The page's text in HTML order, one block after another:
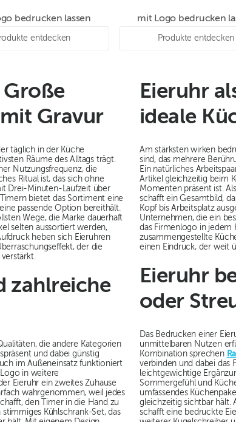
bedrucken lassen
entdecken
mit Logo bedrucken
Produkte entdecken
Gravur
täglich in der Küche
Räume des Alltags trägt.
Nutzungsfrequenz, die
Ritual ist, das sich ohne
Drei-Minuten-Laufzeit über
bietet das Sortiment eine
passende Option bereithält.
Wege, die Marke dauerhaft
selten aussortiert werden,
heben sich Eieruhren
der die
zahlreiche
die andere Kategorien
und dabei günstig
im Außeneinsatz funktioniert
in weitere
Eieruhr ein zweites Zuhause
wahrgenommen, weil jedes
den Timer in die Hand zu
stimmiges Kühlschrank-Set, das
Eieruhr
ideale
Am stärksten wirken
sind, das mehrere
Ein natürliches
Artikel gleichzeitig beim
Momenten präsent ist.
schafft ein Gesamtbild,
Kopf bis Arbeitsplatz
Unternehmen, die ein
das Firmenlogo in jedem
zusammengestellte
einen Eindruck, der weit
Eieruhr
oder
Das Bedrucken einer
unmittelbaren Nutzen
Kombination sprechen
verbinden und dabei das
leichtgewichtige
Sommergefühl und
umfassendes
gleichzeitig sichtbar hält.
schafft eine bedruckte